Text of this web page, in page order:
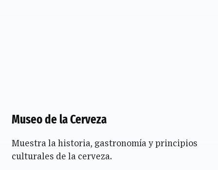
Museo de la Cerveza
Muestra la historia, gastronomía y principios
culturales de la cerveza.